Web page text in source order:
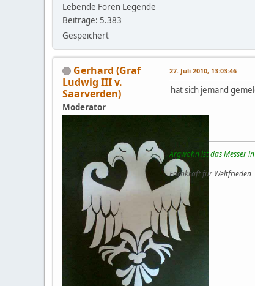
Lebende Foren Legende
Beiträge: 5.383
Gespeichert
Gerhard (Graf
Ludwig III v.
Saarverden)
Moderator
27. Juli 2010, 13:03:46
hat sich jemand
Argwohn ist das Messer
Fachkraft für Weltfrieden